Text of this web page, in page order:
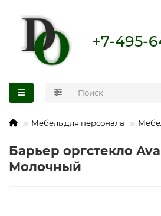
+7-495-
Мебель для персонала
Барьер оргстекло
Молочный